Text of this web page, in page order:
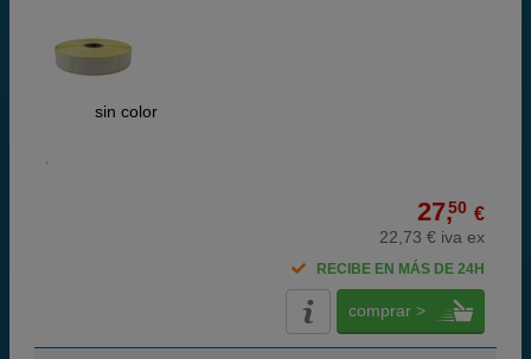
sin color
27,50 €
22,73 € iva ex
RECIBE EN MÁS DE 24H
comprar >